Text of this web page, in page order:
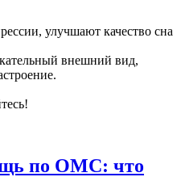
улучшают качество сна
внешний вид,
по ОМС: что